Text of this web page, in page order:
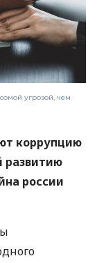
угрозой, чем
коррупцию
развитию
россии